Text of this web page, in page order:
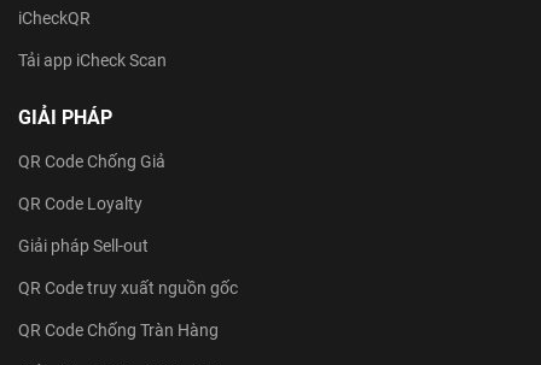
iCheckQR
Tải app iCheck Scan
GIẢI PHÁP
QR Code Chống Giả
QR Code Loyalty
Giải pháp Sell-out
QR Code truy xuất nguồn gốc
QR Code Chống Tràn Hàng